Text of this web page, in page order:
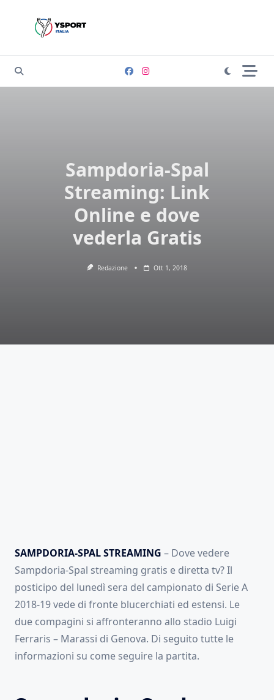
Sampdoria-Spal
Streaming: Link
Online e dove
vederla Gratis
Redazione Ott 1, 2018
SAMPDORIA-SPAL STREAMING – Dove vedere
Sampdoria-Spal streaming gratis e diretta tv? Il
posticipo del lunedì sera del campionato di Serie A
2018-19 vede di fronte blucerchiati ed estensi. Le
due compagini si affronteranno allo stadio Luigi
Ferraris – Marassi di Genova. Di seguito tutte le
informazioni su come seguire la partita.